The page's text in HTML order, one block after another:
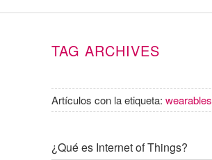
TAG ARCHIVES
Artículos con la etiqueta: wearables
¿Qué es Internet of Things?